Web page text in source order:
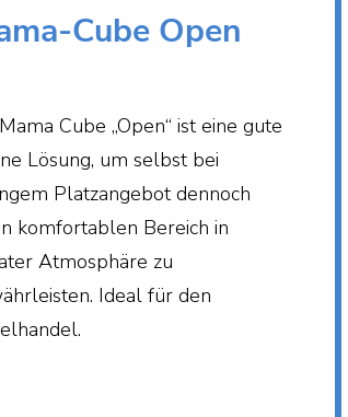
Cube Open
Cube „Open“ ist eine gute
Lösung, um selbst bei
Platzangebot dennoch
komfortablen Bereich in
Atmosphäre zu
Ideal für den